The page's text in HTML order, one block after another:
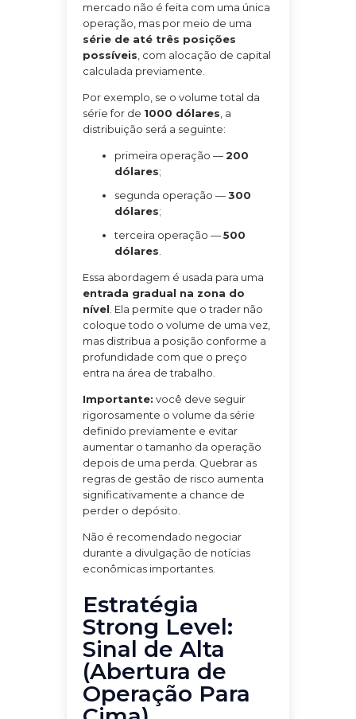
mercado não é feita com uma única
operação, mas por meio de uma
série de até três posições
possíveis, com alocação de capital
calculada previamente.
Por exemplo, se o volume total da
série for de 1000 dólares, a
distribuição será a seguinte:
primeira operação —200
dólares;
segunda operação —300
dólares;
terceira operação —500
dólares.
Essa abordagem é usada para uma
entrada gradual na zona do
nível. Ela permite que o trader não
coloque todo o volume de uma vez,
mas distribua a posição conforme a
profundidade com que o preço
entra na área de trabalho.
Importante: você deve seguir
rigorosamente o volume da série
definido previamente e evitar
aumentar o tamanho da operação
depois de uma perda. Quebrar as
regras de gestão de risco aumenta
significativamente a chance de
perder o depósito.
Não é recomendado negociar
durante a divulgação de notícias
econômicas importantes.
Estratégia
Strong Level:
Sinal de Alta
(Abertura de
Operação Para